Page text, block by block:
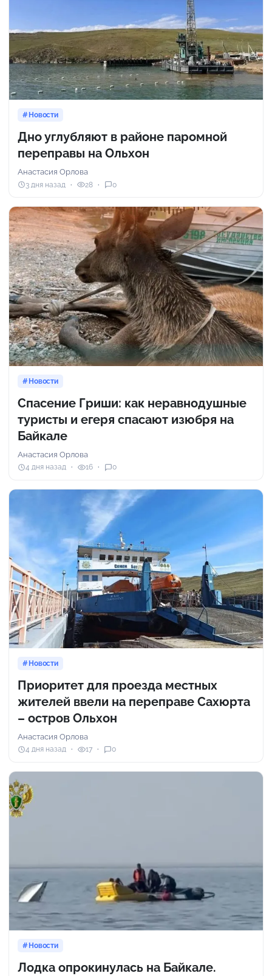
Новости
Дно углубляют в районе паромной
переправы на Ольхон
Анастасия Орлова
3 дня назад 28 0
Новости
Спасение Гриши: как неравнодушные
туристы и егеря спасают изюбря на
Байкале
Анастасия Орлова
4 дня назад 16 0
Новости
Приоритет для проезда местных
жителей ввели на переправе Сахюрта
– остров Ольхон
Анастасия Орлова
4 дня назад 17 0
Новости
Лодка опрокинулась на Байкале.